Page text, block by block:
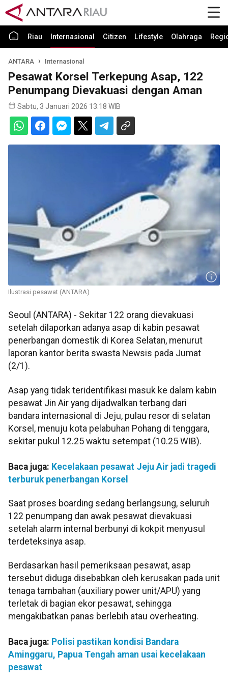
Riau Internasional Citizen Lifestyle Olahraga
ANTARA Internasional
Pesawat Korsel Terkepung Asap, 122
Penumpang Dievakuasi dengan Aman
Sabtu, 3 Januari 2026 13:18 WIB
Ilustrasi pesawat (ANTARA)
Seoul (ANTARA) - Sekitar 122 orang dievakuasi
setelah dilaporkan adanya asap di kabin pesawat
penerbangan domestik di Korea Selatan, menurut
laporan kantor berita swasta Newsis pada Jumat
(2/1).
Asap yang tidak teridentifikasi masuk ke dalam kabin
pesawat Jin Air yang dijadwalkan terbang dari
bandara internasional di Jeju, pulau resor di selatan
Korsel, menuju kota pelabuhan Pohang di tenggara,
sekitar pukul 12.25 waktu setempat (10.25 WIB).
Baca juga: Kecelakaan pesawat Jeju Air jadi tragedi
terburuk penerbangan Korsel
Saat proses boarding sedang berlangsung, seluruh
122 penumpang dan awak pesawat dievakuasi
setelah alarm internal berbunyi di kokpit menyusul
terdeteksinya asap.
Berdasarkan hasil pemeriksaan pesawat, asap
tersebut diduga disebabkan oleh kerusakan pada unit
tenaga tambahan (auxiliary power unit/APU) yang
terletak di bagian ekor pesawat, sehingga
mengakibatkan panas berlebih atau overheating.
Baca juga: Polisi pastikan kondisi Bandara
Aminggaru, Papua Tengah aman usai kecelakaan
pesawat